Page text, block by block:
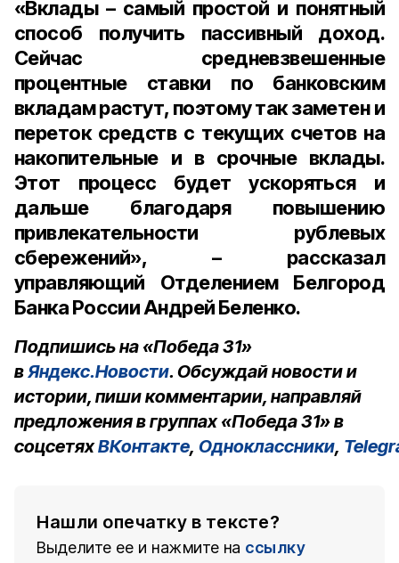
«Вклады – самый простой и понятный
способ получить пассивный доход.
Сейчас средневзвешенные
процентные ставки по банковским
вкладам растут, поэтому так заметен и
переток средств с текущих счетов на
накопительные и в срочные вклады.
Этот процесс будет ускоряться и
дальше благодаря повышению
привлекательности рублевых
сбережений», – рассказал
управляющий Отделением Белгород
Банка России Андрей Беленко.
Подпишись на «Победа 31»
вЯндекс.Новости. Обсуждай новости и
истории, пиши комментарии, направляй
предложения в группах «Победа 31» в
соцсетяхВКонтакте, Одноклассники,
Нашли опечатку в тексте?
Выделите ее и нажмите на ссылку